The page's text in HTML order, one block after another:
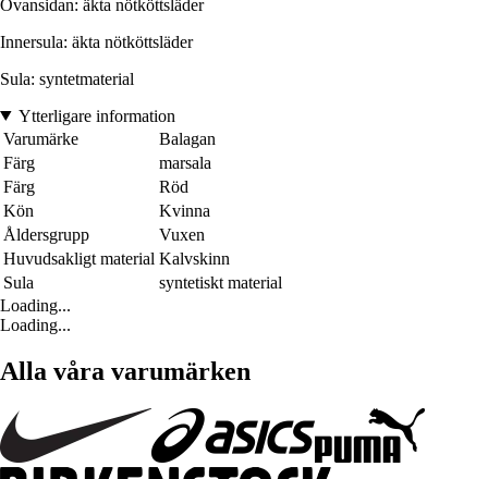
Ovansidan: äkta nötköttsläder
Innersula: äkta nötköttsläder
Sula: syntetmaterial
Ytterligare information
Varumärke
Balagan
Färg
marsala
Färg
Röd
Kön
Kvinna
Åldersgrupp
Vuxen
Huvudsakligt material Kalvskinn
Sula
syntetiskt material
Loading...
Loading...
Alla våra varumärken